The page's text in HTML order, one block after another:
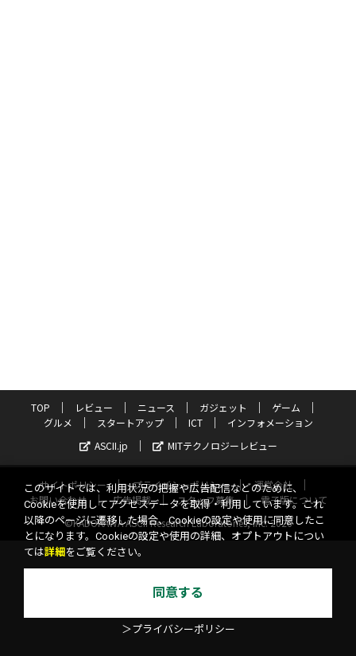
TOP レビュー ニュース ガジェット
ゲーム
グルメ
スタートアップ ICT
インフォメーション
ASCII.jp
MITテクノロジーレビュー
サイトポリシー プライバシーポリシー
運営会社
お問い合わせ
広告掲載 スタッフ募集
電子版について
©KADOKAWA ASCII Research Laboratories, Inc. 2026
このサイトでは、利用状況の把握や広告配信などのために、
Cookieを使用してアクセスデータを取得・利用しています。これ
以降のページに遷移した場合、Cookieの設定や使用に同意したこ
とになります。Cookieの設定や使用の詳細、オプトアウトについ
ては詳細 をご覧ください。
同意する
＞プライバシーポリシー